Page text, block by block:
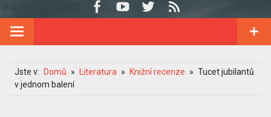
Jste v: Domů Literatura Knižní recenze
Tucet jubilantů
v jednom balení